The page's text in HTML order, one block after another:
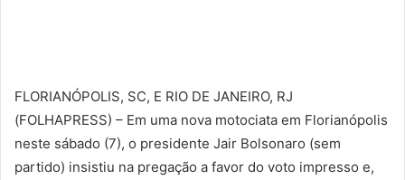
FLORIANÓPOLIS, SC, E RIO DE JANEIRO, RJ
(FOLHAPRESS) – Em uma nova motociata em Florianópolis
neste sábado (7), o presidente Jair Bolsonaro (sem
partido) insistiu na pregação a favor do voto impresso e,